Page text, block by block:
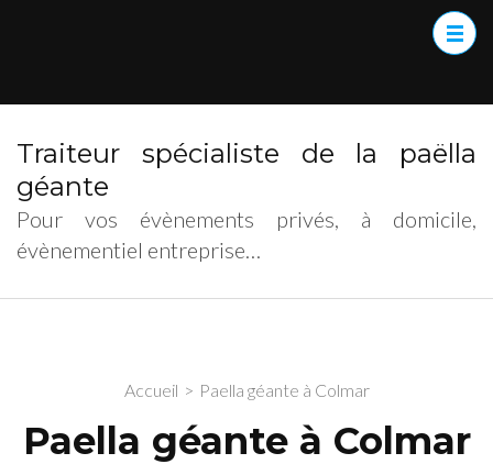
Traiteur spécialiste de la paëlla
géante
Pour vos évènements privés, à domicile,
évènementiel entreprise…
Accueil > Paella géante à Colmar
Paella géante à Colmar